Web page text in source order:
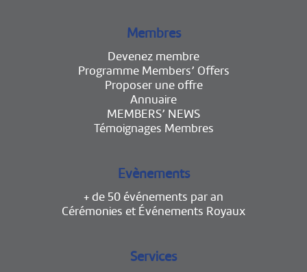
Membres
Devenez membre
Programme Members’ Offers
Proposer une offre
Annuaire
MEMBERS’ NEWS
Témoignages Membres
Evènements
+ de 50 événements par an
Cérémonies et Événements Royaux
Services